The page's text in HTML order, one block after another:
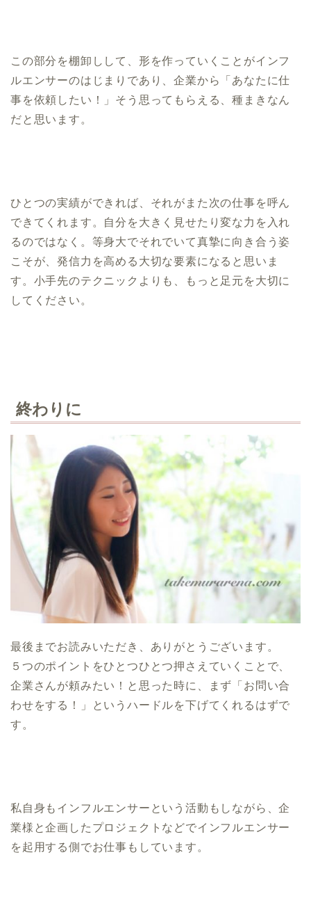
この部分を棚卸しして、形を作っていくことがインフ
ルエンサーのはじまりであり、企業から「あなたに仕
事を依頼したい！」そう思ってもらえる、種まきなん
だと思います。
ひとつの実績ができれば、それがまた次の仕事を呼ん
できてくれます。自分を大きく見せたり変な力を入れ
るのではなく。等身大でそれでいて真摯に向き合う姿
こそが、発信力を高める大切な要素になると思いま
す。小手先のテクニックよりも、もっと足元を大切に
してください。
終わりに
最後までお読みいただき、ありがとうございます。
５つのポイントをひとつひとつ押さえていくことで、
企業さんが頼みたい！と思った時に、まず「お問い合
わせをする！」というハードルを下げてくれるはずで
す。
私自身もインフルエンサーという活動もしながら、企
業様と企画したプロジェクトなどでインフルエンサー
を起用する側でお仕事もしています。